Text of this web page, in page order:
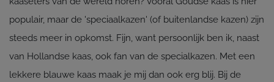
populair, maar de 'speciaalkazen' (of buitenlandse kazen) zijn
steeds meer in opkomst. Fijn, want persoonlijk ben ik, naast
van Hollandse kaas, ook fan van de specialkazen. Met een
lekkere blauwe kaas maak je mij dan ook erg blij. Bij de